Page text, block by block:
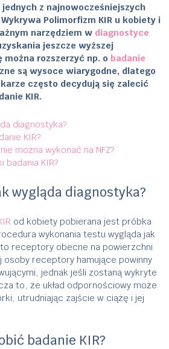
jednych z najnowocześniejszych
Polimorfizm KIR u kobiety i
narzędziem w diagnostyce
jeszcze wyższej
rozszerzyć np. o badanie
są wysoce wiarygodne, dlatego
często decydują się zalecić
KIR.
diagnostyka?
KIR?
można wykonać na NFZ?
badania KIR?
wygląda diagnostyka?
od kobiety pobierana jest próbka
wykonania testu wygląda jak
to receptory obecne na powierzchni
osoby receptory hamujące powinny
jednak jeśli zostaną wykryte
to, że układ odpornościowy może
utrudniając zajście w ciążę i jej
badanie KIR?